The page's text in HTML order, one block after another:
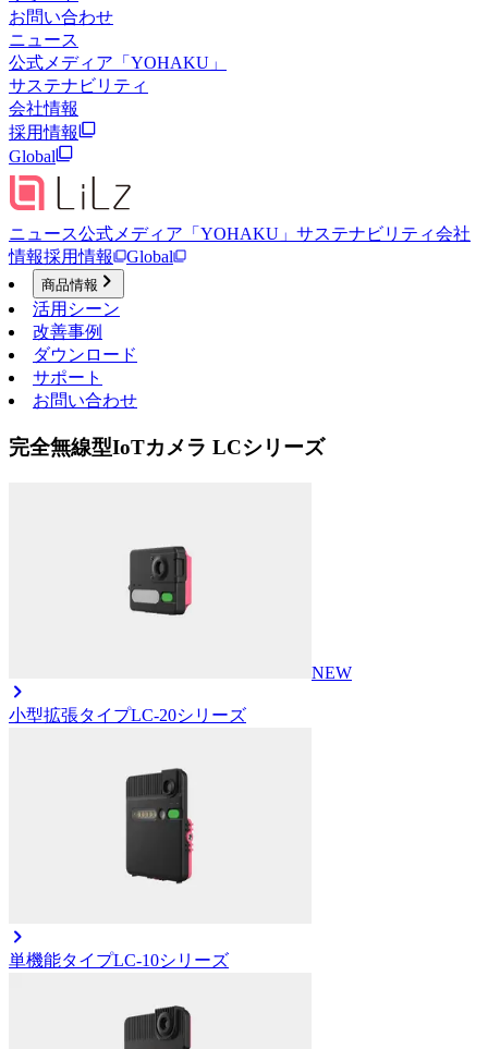
お問い合わせ
ニュース
公式メディア「YOHAKU」
サステナビリティ
会社情報
採用情報
Global
ニュース公式メディア「YOHAKU」 サステナビリティ会社
情報採用情報 Global
商品情報
活用シーン
改善事例
ダウンロード
サポート
お問い合わせ
完全無線型IoTカメラ LCシリーズ
NEW
小型拡張タイプLC-20シリーズ
単機能タイプLC-10シリーズ